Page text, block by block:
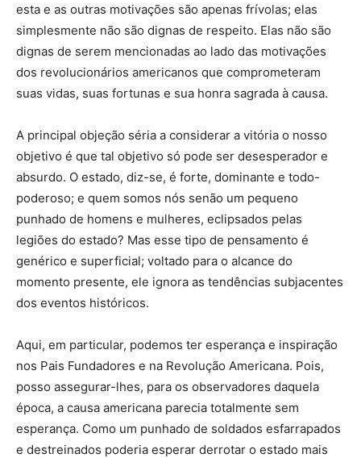
esta e as outras motivações são apenas frívolas; elas
simplesmente não são dignas de respeito. Elas não são
dignas de serem mencionadas ao lado das motivações
dos revolucionários americanos que comprometeram
suas vidas, suas fortunas e sua honra sagrada à causa.
A principal objeção séria a considerar a vitória o nosso
objetivo é que tal objetivo só pode ser desesperador e
absurdo. O estado, diz-se, é forte, dominante e todo-
poderoso; e quem somos nós senão um pequeno
punhado de homens e mulheres, eclipsados pelas
legiões do estado? Mas esse tipo de pensamento é
genérico e superficial; voltado para o alcance do
momento presente, ele ignora as tendências subjacentes
dos eventos históricos.
Aqui, em particular, podemos ter esperança e inspiração
nos Pais Fundadores e na Revolução Americana. Pois,
posso assegurar-lhes, para os observadores daquela
época, a causa americana parecia totalmente sem
esperança. Como um punhado de soldados esfarrapados
e destreinados poderia esperar derrotar o estado mais